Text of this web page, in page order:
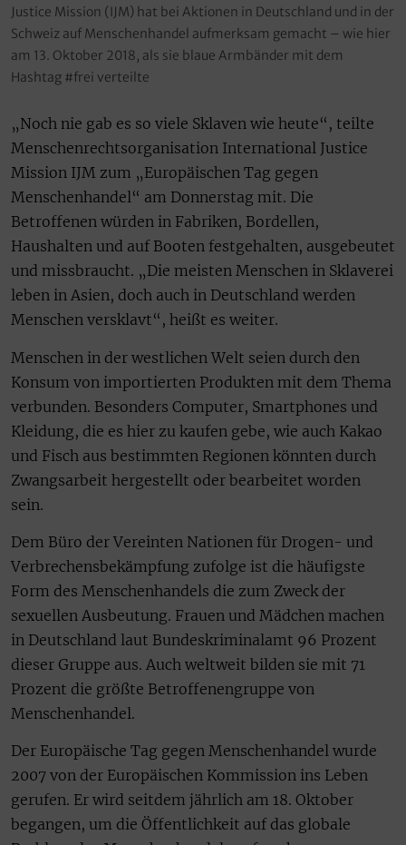
Justice Mission (IJM) hat bei Aktionen in Deutschland und in der
Schweiz auf Menschenhandel aufmerksam gemacht – wie hier
am 13. Oktober 2018, als sie blaue Armbänder mit dem
Hashtag #frei verteilte
„Noch nie gab es so viele Sklaven wie heute“, teilte
Menschenrechtsorganisation International Justice
Mission IJM zum „Europäischen Tag gegen
Menschenhandel“ am Donnerstag mit. Die
Betroffenen würden in Fabriken, Bordellen,
Haushalten und auf Booten festgehalten, ausgebeutet
und missbraucht. „Die meisten Menschen in Sklaverei
leben in Asien, doch auch in Deutschland werden
Menschen versklavt“, heißt es weiter.
Menschen in der westlichen Welt seien durch den
Konsum von importierten Produkten mit dem Thema
verbunden. Besonders Computer, Smartphones und
Kleidung, die es hier zu kaufen gebe, wie auch Kakao
und Fisch aus bestimmten Regionen könnten durch
Zwangsarbeit hergestellt oder bearbeitet worden
sein.
Dem Büro der Vereinten Nationen für Drogen- und
Verbrechensbekämpfung zufolge ist die häufigste
Form des Menschenhandels die zum Zweck der
sexuellen Ausbeutung. Frauen und Mädchen machen
in Deutschland laut Bundeskriminalamt 96 Prozent
dieser Gruppe aus. Auch weltweit bilden sie mit 71
Prozent die größte Betroffenengruppe von
Menschenhandel.
Der Europäische Tag gegen Menschenhandel wurde
2007 von der Europäischen Kommission ins Leben
gerufen. Er wird seitdem jährlich am 18. Oktober
begangen, um die Öffentlichkeit auf das globale